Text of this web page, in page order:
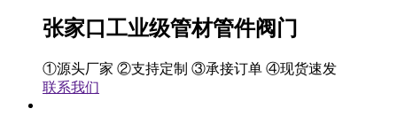
张家口工业级管材管件阀门
①源头厂家 ②支持定制 ③承接订单 ④现货速发
联系我们